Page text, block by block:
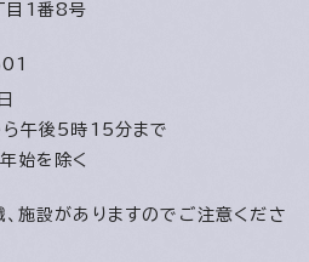
目1番8号
午後5時15分まで
始を除く
施設がありますのでご注意くださ